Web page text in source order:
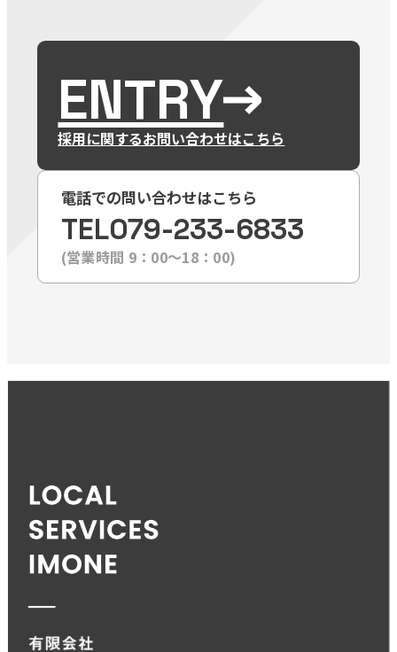
ENTRY
採用に関するお問い合わせはこちら
電話での問い合わせはこちら
TEL079-233-6833
(営業時間 9：00〜18：00)